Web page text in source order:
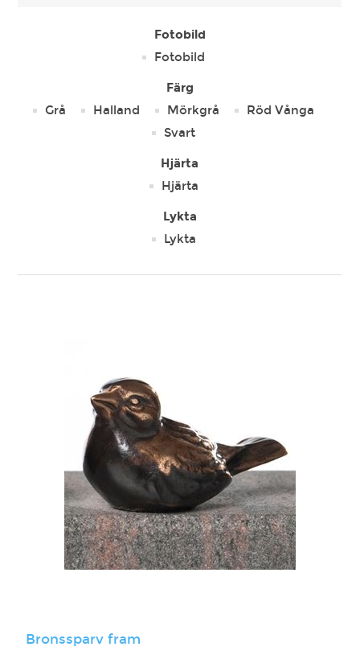
Fotobild
Fotobild
Färg
Grå
Halland Mörkgrå
Röd Vånga
Svart
Hjärta
Hjärta
Lykta
Lykta
Bronssparv fram